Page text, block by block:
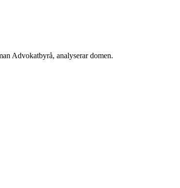
Advokatbyrå, analyserar domen.